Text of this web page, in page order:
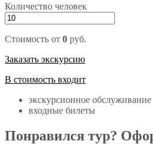
Количество человек
Стоимость от 0 руб.
Заказать экскурсию
В стоимость входит
экскурсионное обслуживание
входные билеты
Понравился тур?